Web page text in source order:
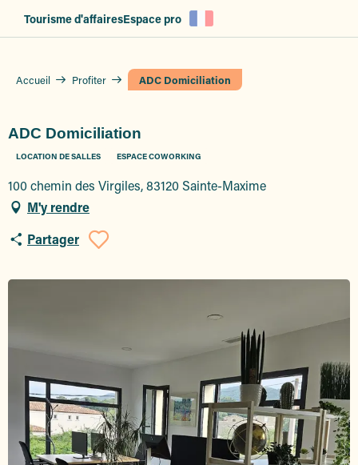
Tourisme d'affairesEspace pro
Accueil Profiter ADC Domiciliation
ADC Domiciliation
LOCATION DE SALLES ESPACE COWORKING
100 chemin des Virgiles, 83120 Sainte-Maxime
M'y rendre
Partager
Ajouter aux favoris